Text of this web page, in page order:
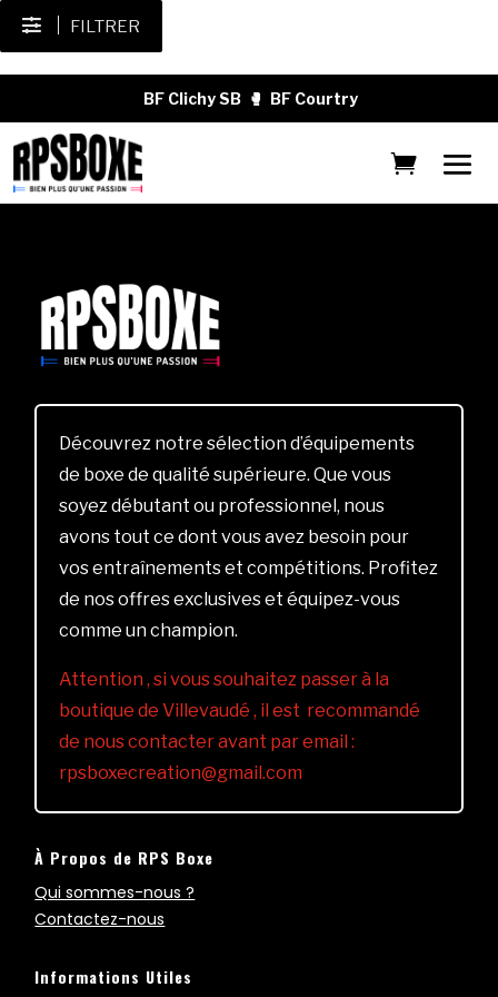
FILTRER
BF Clichy SB 🥊 BF Courtry
Découvrez notre sélection d’équipements
de boxe de qualité supérieure. Que vous
soyez débutant ou professionnel, nous
avons tout ce dont vous avez besoin pour
vos entraînements et compétitions. Profitez
de nos offres exclusives et équipez-vous
comme un champion.
Attention , si vous souhaitez passer à la
boutique de Villevaudé , il est recommandé
de nous contacter avant par email :
rpsboxecreation@gmail.com
À Propos de RPS Boxe
Qui sommes-nous ?
Contactez-nous
Informations Utiles